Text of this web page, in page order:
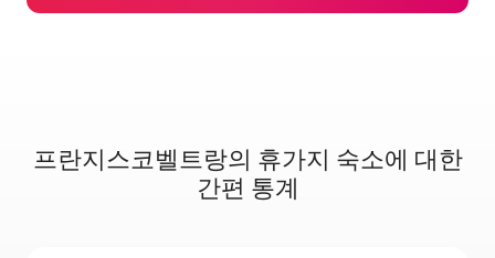
프란지스코벨트랑의 휴가지 숙소에 대한
간편 통계